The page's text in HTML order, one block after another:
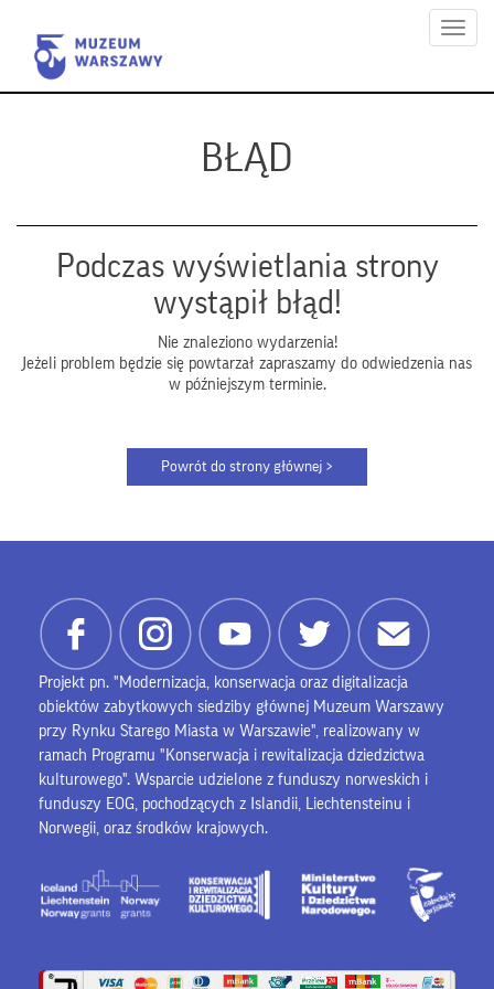
Menu
BŁĄD
Podczas wyświetlania strony
wystąpił błąd!
Nie znaleziono wydarzenia!
Jeżeli problem będzie się powtarzał zapraszamy do odwiedzenia nas
w późniejszym terminie.
Projekt pn. "Modernizacja, konserwacja oraz digitalizacja
obiektów zabytkowych siedziby głównej Muzeum Warszawy
przy Rynku Starego Miasta w Warszawie", realizowany w
ramach Programu "Konserwacja i rewitalizacja dziedzictwa
kulturowego". Wsparcie udzielone z funduszy norweskich i
funduszy EOG, pochodzących z Islandii, Liechtensteinu i
Norwegii, oraz środków krajowych.